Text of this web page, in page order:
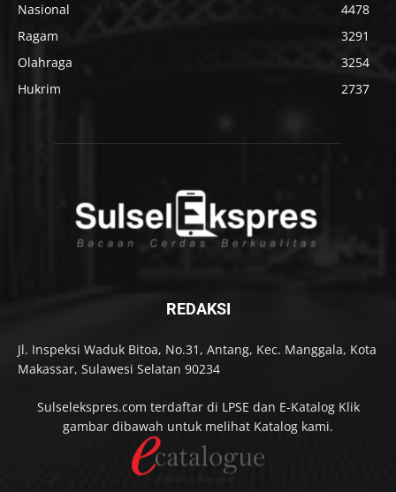
Nasional
4478
Ragam
3291
Olahraga
3254
Hukrim
2737
REDAKSI
Jl. Inspeksi Waduk Bitoa, No.31, Antang, Kec. Manggala, Kota
Makassar, Sulawesi Selatan 90234
Sulselekspres.com terdaftar di LPSE dan E-Katalog Klik
gambar dibawah untuk melihat Katalog kami.